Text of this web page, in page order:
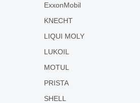
ExxonMobil
KNECHT
LIQUI MOLY
LUKOIL
MOTUL
PRISTA
SHELL